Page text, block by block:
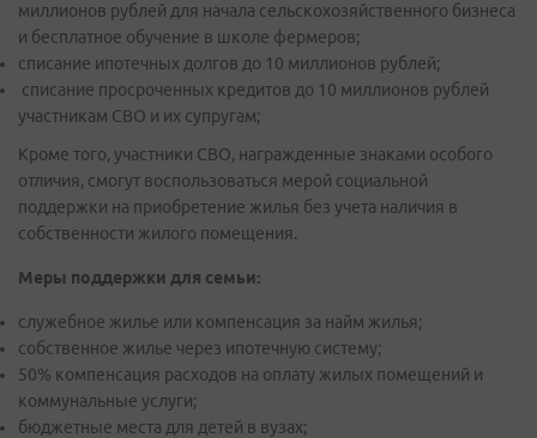
миллионов рублей для начала сельскохозяйственного бизнеса
и бесплатное обучение в школе фермеров;
списание ипотечных долгов до 10 миллионов рублей;
списание просроченных кредитов до 10 миллионов рублей
участникам СВО и их супругам;
Кроме того, участники СВО, награжденные знаками особого
отличия, смогут воспользоваться мерой социальной
поддержки на приобретение жилья без учета наличия в
собственности жилого помещения.
Меры поддержки для семьи:
служебное жилье или компенсация за найм жилья;
собственное жилье через ипотечную систему;
50% компенсация расходов на оплату жилых помещений и
коммунальные услуги;
бюджетные места для детей в вузах;